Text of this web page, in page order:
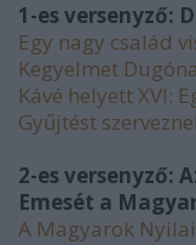
1-es versenyző:
Egy nagy család
Kegyelmet
Kávé helyett XVI:
Gyűjtést
2-es versenyző:
Emesét a
A Magyarok